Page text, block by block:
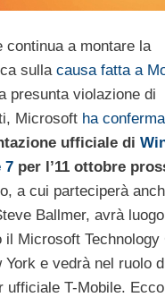
continua a montare la
sulla causa fatta a
presunta violazione di
Microsoft ha
ufficiale di
7per l’11 ottobre
a cui parteciperà
Ballmer, avrà luogo
il Microsoft Technology
York e vedrà nel ruolo
ufficiale T-Mobile.